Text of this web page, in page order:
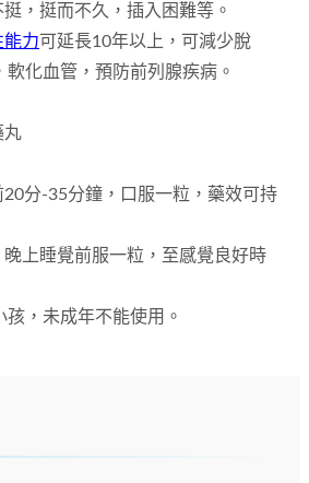
挺，挺而不久，插入困難等。
能力可延長10年以上，可減少脫
化血管，預防前列腺疾病。
丸
分-35分鐘，口服一粒，藥效可持
上睡覺前服一粒，至感覺良好時
，未成年不能使用。